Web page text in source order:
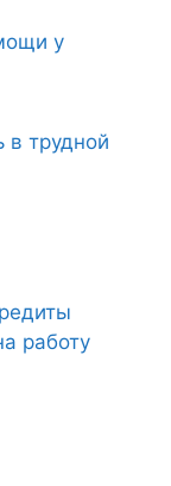
у
трудной
работу